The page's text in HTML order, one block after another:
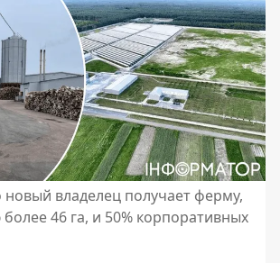
владелец получает ферму,
46 га, и 50% корпоративных